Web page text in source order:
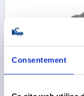
Consentement
BRIDE DE